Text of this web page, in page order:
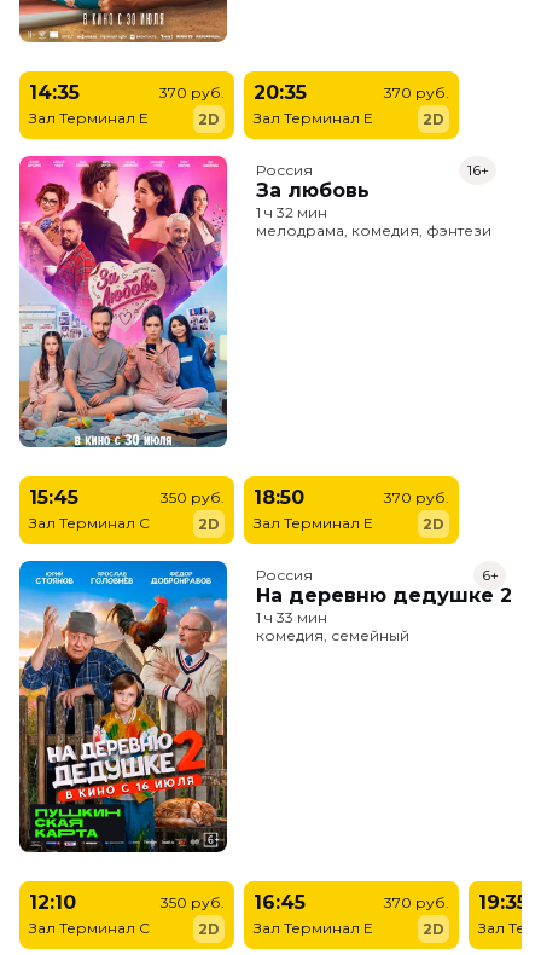
14:35
Зал Терминал E
370 руб.
2D
20:35
Зал Терминал E
370 руб.
2D
Россия
За любовь
16+
1 ч 32 мин
мелодрама, комедия, фэнтези
15:45
Зал Терминал C
350 руб.
2D
18:50
Зал Терминал E
370 руб.
2D
Россия
На деревню дедушке 2
6+
1 ч 33 мин
комедия, семейный
12:10
Зал Терминал C
350 руб.
2D
16:45
Зал Терминал E
370 руб.
2D
19:35
Зал